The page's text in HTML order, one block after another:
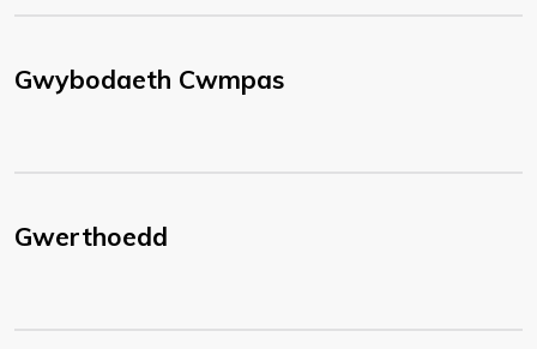
Gwybodaeth Cwmpas
Gwerthoedd